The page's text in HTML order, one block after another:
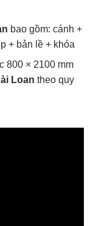
bao gồm: cánh +
+ bản lề + khóa
800 × 2100 mm
Loan theo quy